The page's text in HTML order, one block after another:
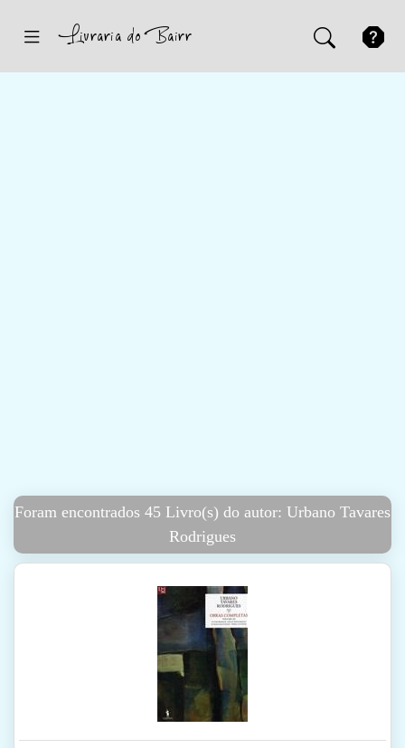
Foram encontrados 45 Livro(s) do autor: Urbano Tavares
Rodrigues